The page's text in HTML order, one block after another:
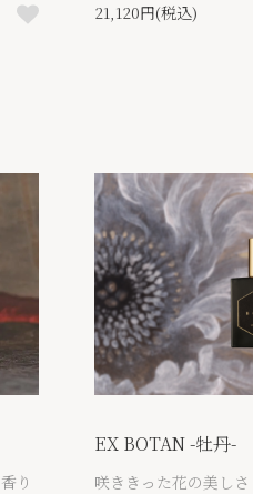
21,120円(税込)
り
EX BOTAN -牡丹-
咲ききった花の美し